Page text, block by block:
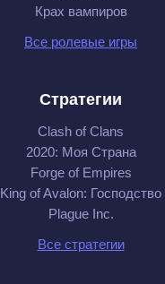
Крах вампиров
Все ролевые игры
Стратегии
Clash of Clans
2020: Моя Cтрана
Forge of Empires
King of Avalon: Господство
Plague Inc.
Все стратегии